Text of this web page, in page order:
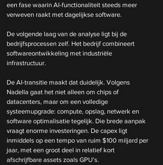
een fase waarin AI-functionaliteit steeds meer
verweven raakt met dagelijkse software.
De volgende laag van de analyse ligt bij de
bedrijfsprocessen zelf. Het bedrijf combineert
softwareontwikkeling met industriële
infrastructuur.
De AI-transitie maakt dat duidelijk. Volgens
Nadella gaat het niet alleen om chips of
datacenters, maar om een volledige
systeemupgrade: compute, opslag, netwerk en
software optimalisatie tegelijk. Die brede aanpak
vraagt enorme investeringen. De capex ligt
inmiddels op een tempo van ruim $100 miljard per
jaar, met een groot deel in relatief kort
afschrijfbare assets zoals GPU’s.